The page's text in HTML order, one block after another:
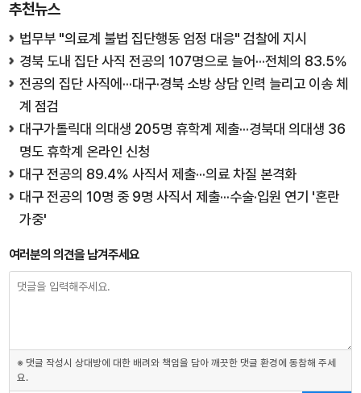
추천뉴스
법무부 "의료계 불법 집단행동 엄정 대응" 검찰에 지시
경북 도내 집단 사직 전공의 107명으로 늘어···전체의 83.5%
전공의 집단 사직에···대구·경북 소방 상담 인력 늘리고 이송 체
계 점검
대구가톨릭대 의대생 205명 휴학계 제출···경북대 의대생 36
명도 휴학계 온라인 신청
대구 전공의 89.4% 사직서 제출···의료 차질 본격화
대구 전공의 10명 중 9명 사직서 제출···수술·입원 연기 '혼란
가중'
여러분의 의견을 남겨주세요
※ 댓글 작성시 상대방에 대한 배려와 책임을 담아 깨끗한 댓글 환경에 동참해 주세
요.